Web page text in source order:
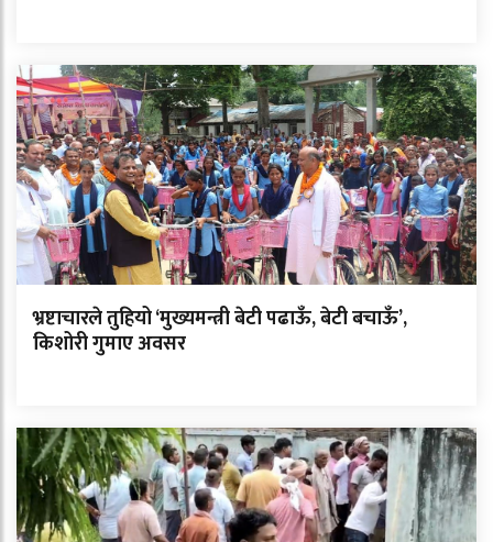
भ्रष्टाचारले तुहियो ‘मुख्यमन्त्री बेटी पढाऊँ, बेटी बचाऊँ’,
किशोरी गुमाए अवसर